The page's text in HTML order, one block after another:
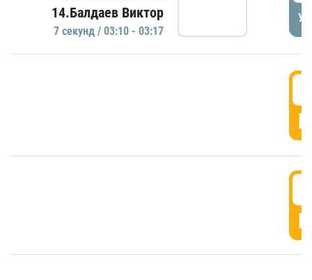
14.Балдаев Виктор
7 секунд / 03:10 - 03:17